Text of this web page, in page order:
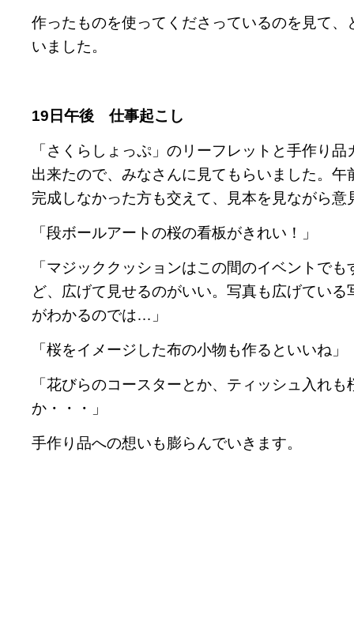
作ったものを使ってくださっているのを見て、
いました。
19 日午後 仕事起こし
「さくらしょっぷ」のリーフレットと手作り
出来たので、みなさんに見てもらいました。午
完成しなかった方も交えて、見本を見ながら意
「段ボールアートの桜の看板がきれい！」
「マジッククッションはこの間のイベントで
ど、広げて見せるのがいい。写真も広げている
がわかるのでは…」
「桜をイメージした布の小物も作るといいね」
「花びらのコースターとか、ティッシュ入れも
か・・・」
手作り品への想いも膨らんでいきます。